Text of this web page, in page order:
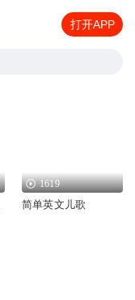
打开APP
1619
简单英文儿歌